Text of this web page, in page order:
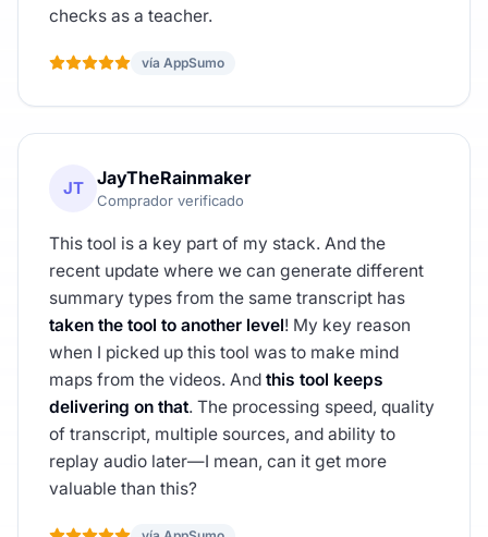
checks as a teacher.
vía AppSumo
JT JayTheRainmaker
Comprador verificado
This tool is a key part of my stack. And the
recent update where we can generate different
summary types from the same transcript has
taken the tool to another level! My key reason
when I picked up this tool was to make mind
maps from the videos. And this tool keeps
delivering on that. The processing speed, quality
of transcript, multiple sources, and ability to
replay audio later—I mean, can it get more
valuable than this?